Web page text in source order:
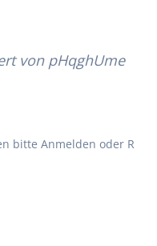
von pHqghUme
bitte Anmelden oder R